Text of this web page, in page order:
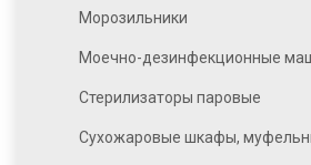
Морозильники
Моечно-дезинфекционные
Стерилизаторы паровые
Сухожаровые шкафы,